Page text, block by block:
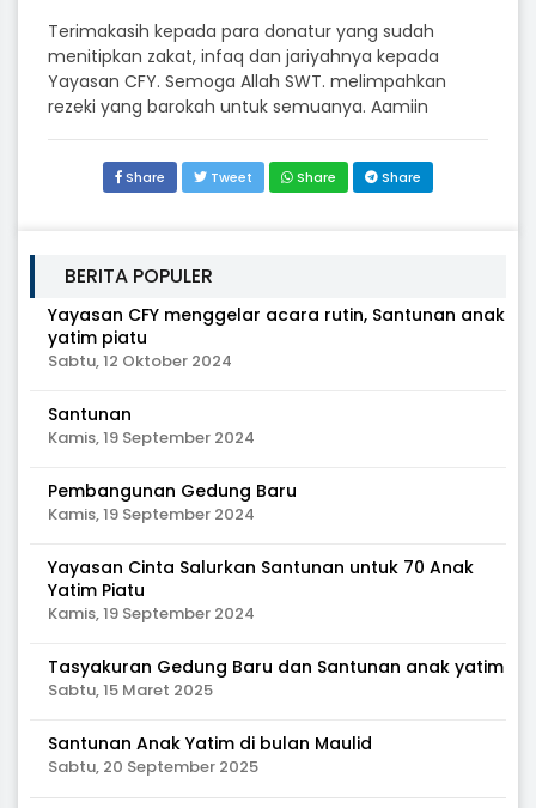
Terimakasih kepada para donatur yang sudah
menitipkan zakat, infaq dan jariyahnya kepada
Yayasan CFY. Semoga Allah SWT. melimpahkan
rezeki yang barokah untuk semuanya. Aamiin
Share Tweet Share Share
BERITA POPULER
Yayasan CFY menggelar acara rutin, Santunan anak
yatim piatu
Sabtu, 12 Oktober 2024
Santunan
Kamis, 19 September 2024
Pembangunan Gedung Baru
Kamis, 19 September 2024
Yayasan Cinta Salurkan Santunan untuk 70 Anak
Yatim Piatu
Kamis, 19 September 2024
Tasyakuran Gedung Baru dan Santunan anak yatim
Sabtu, 15 Maret 2025
Santunan Anak Yatim di bulan Maulid
Sabtu, 20 September 2025